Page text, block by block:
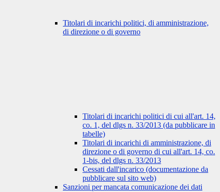
Titolari di incarichi politici, di amministrazione,
di direzione o di governo
Titolari di incarichi politici di cui all'art. 14,
co. 1, del dlgs n. 33/2013 (da pubblicare in
tabelle)
Titolari di incarichi di amministrazione, di
direzione o di governo di cui all'art. 14, co.
1-bis, del dlgs n. 33/2013
Cessati dall'incarico (documentazione da
pubblicare sul sito web)
Sanzioni per mancata comunicazione dei dati